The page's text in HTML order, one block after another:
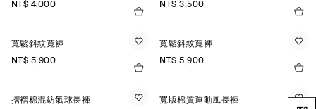
NT$ 4,000
NT$ 3,500
寬鬆斜紋寬褲
NT$ 5,900
寬鬆斜紋寬褲
NT$ 5,900
摺褶棉混紡氣球長褲
寬版棉質運動風長褲